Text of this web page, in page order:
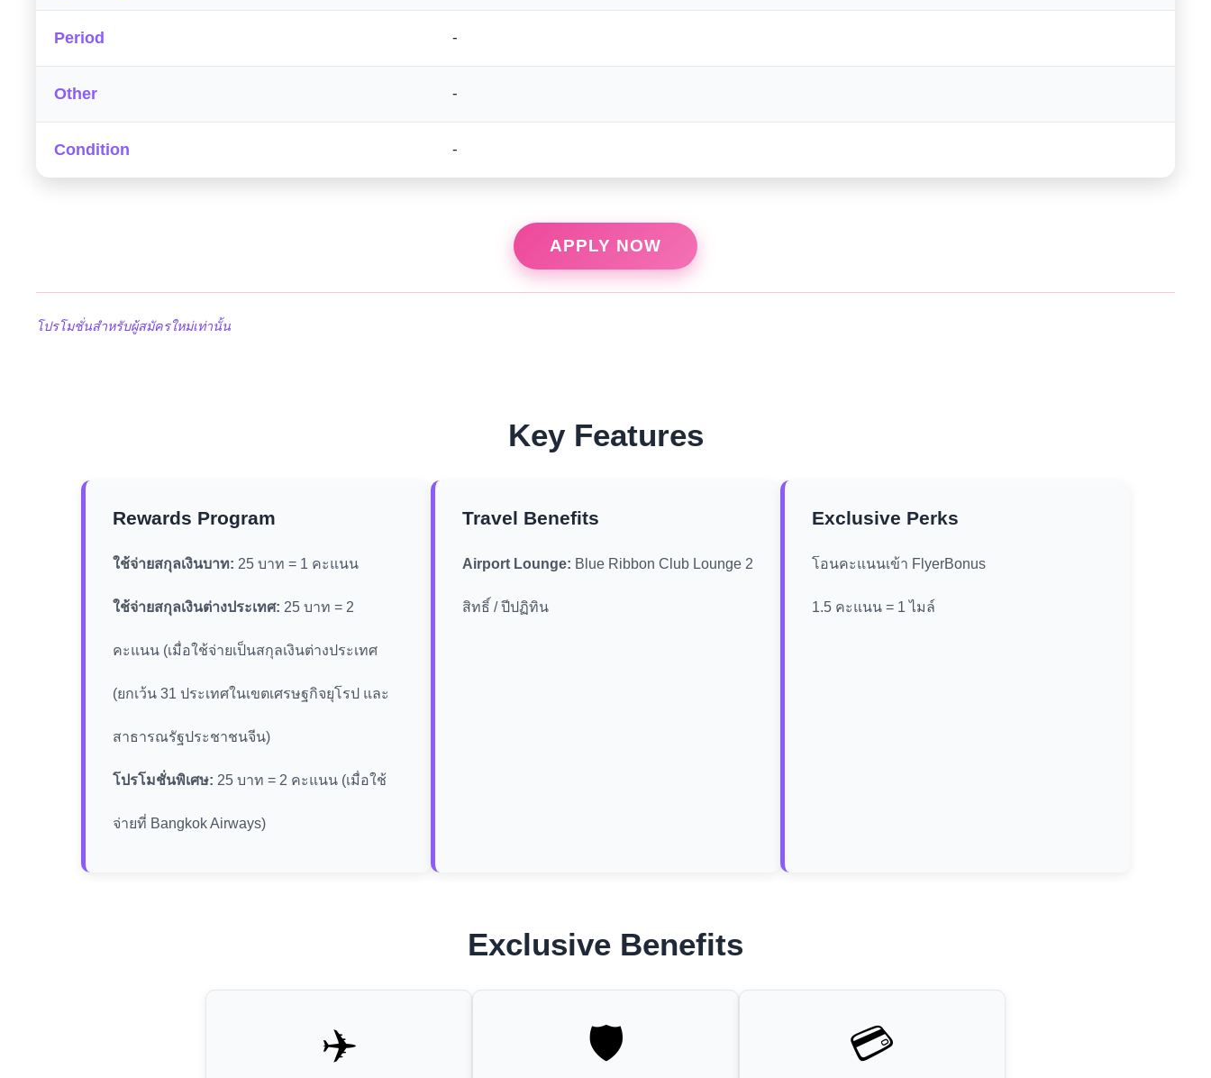
Period -
Other -
Condition -
APPLY NOW
โปรโมชั่นสำหรับผู้สมัครใหม่เท่านั้น
Key Features
Rewards Program
ใช้จ่ายสกุลเงินบาท: 25 บาท = 1 คะแนน
ใช้จ่ายสกุลเงินต่างประเทศ: 25 บาท = 2
คะแนน (เมื่อใช้จ่ายเป็นสกุลเงินต่างประเทศ
(ยกเว้น 31 ประเทศในเขตเศรษฐกิจยุโรป และ
สาธารณรัฐประชาชนจีน)
โปรโมชั่นพิเศษ: 25 บาท = 2 คะแนน (เมื่อใช้
จ่ายที่ Bangkok Airways)
Travel Benefits
Airport Lounge: Blue Ribbon Club Lounge 2
สิทธิ์ / ปีปฏิทิน
Exclusive Perks
โอนคะแนนเข้า FlyerBonus
1.5 คะแนน = 1 ไมล์
Exclusive Benefits
✈️ 🛡️ 💳